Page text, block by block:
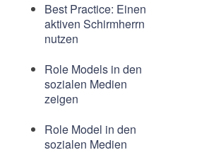
Best Practice: Einen
aktiven Schirmherrn
nutzen
Role Models in den
sozialen Medien
zeigen
Role Model in den
sozialen Medien